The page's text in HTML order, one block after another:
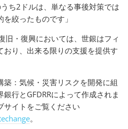
ち2ドルは、単なる事後対策では
絞ったものです」
旧・復興においては、世銀はフィ
おり、出来る限りの支援を提供す
：気候・災害リスクを開発に組
行とGFDRRによって作成されま
サイトをご覧ください
。